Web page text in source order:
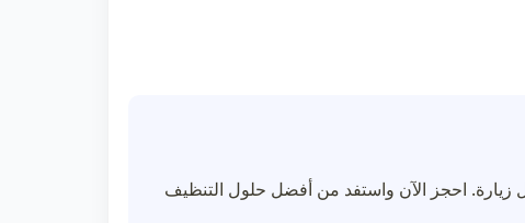
احجز الآن واستفد من أفضل حلول التنظيف